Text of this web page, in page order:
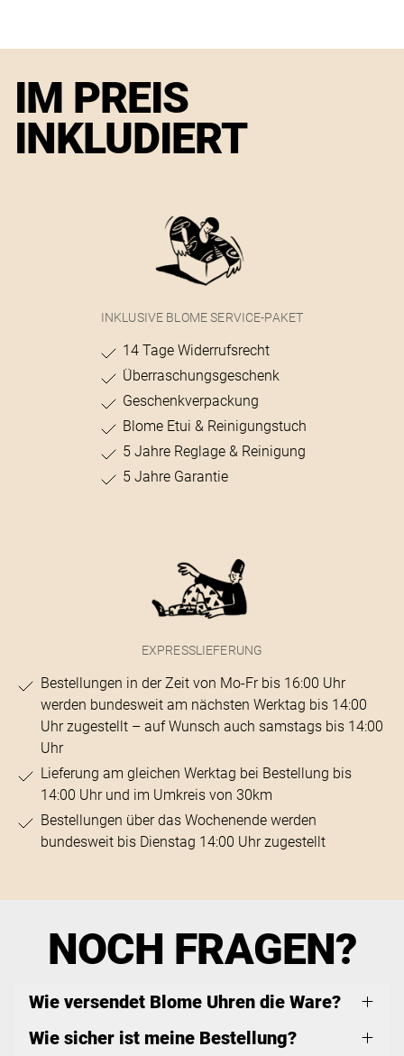
IM PREIS
INKLUDIERT
INKLUSIVE BLOME SERVICE-PAKET
14 Tage Widerrufsrecht
Überraschungsgeschenk
Geschenkverpackung
Blome Etui & Reinigungstuch
5 Jahre Reglage & Reinigung
5 Jahre Garantie
EXPRESSLIEFERUNG
Bestellungen in der Zeit von Mo-Fr bis 16:00 Uhr
werden bundesweit am nächsten Werktag bis 14:00
Uhr zugestellt – auf Wunsch auch samstags bis 14:00
Uhr
Lieferung am gleichen Werktag bei Bestellung bis
14:00 Uhr und im Umkreis von 30km
Bestellungen über das Wochenende werden
bundesweit bis Dienstag 14:00 Uhr zugestellt
NOCH FRAGEN?
Wie versendet Blome Uhren die Ware?
Wie sicher ist meine Bestellung?